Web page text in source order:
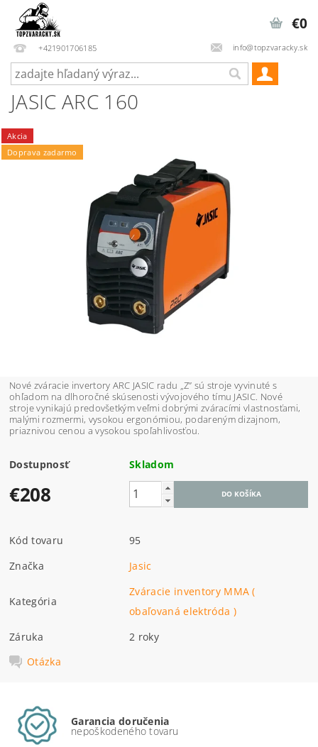
+421901706185 info@topzvaracky.sk
€0
JASIC ARC 160
Akcia
Doprava zadarmo
Nové zváracie invertory ARC JASIC radu „Z” sú stroje vyvinuté s
ohľadom na dlhoročné skúsenosti vývojového tímu JASIC. Nové
stroje vynikajú predovšetkým veľmi dobrými zváracími vlastnosťami,
malými rozmermi, vysokou ergonómiou, podareným dizajnom,
priaznivou cenou a vysokou spoľahlivosťou.
Dostupnosť Skladom
€208
Kód tovaru
95
Značka
Jasic
Kategória
Zváracie inventory MMA (
obaľovaná elektróda )
Záruka
2 roky
Otázka
Garancia doručenia
nepoškodeného tovaru